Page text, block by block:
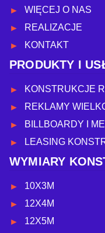
WIĘCEJ O NAS
REALIZACJE
KONTAKT
PRODUKTY I
KONSTRUKCJE
REKLAMY
BILLBOARDY I
LEASING
WYMIARY
10X3M
12X4M
12X5M